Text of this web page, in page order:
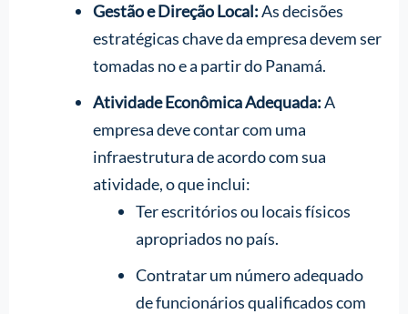
Gestão e Direção Local:As decisões
estratégicas chave da empresa devem ser
tomadas no e a partir do Panamá.
Atividade Econômica Adequada:A
empresa deve contar com uma
infraestrutura de acordo com sua
atividade, o que inclui:
Ter escritórios ou locais físicos
apropriados no país.
Contratar um número adequado
de funcionários qualificados com